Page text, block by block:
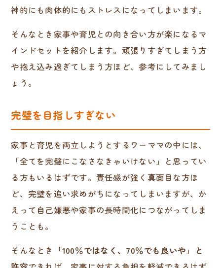
神的にも肉体的にもストレスになってしまいます。
そんなとき家事や育児との向き合い方が楽になるマ
インドセットを紹介します。頑張りすぎてしまう方
や抱え込み過ぎてしまう方ほど、参考にしてみまし
ょう。
完璧を目指しすぎない
家事と育児を両立しようとするワーママの中には、
「全てを完璧にこなさなきゃいけない」と思ってい
る方もいるはずです。責任感が強く真面目な方ほ
ど、完璧を追い求めがちになってしまいますが、か
えって自己嫌悪や家事の長時間化につながってしま
うことも。
そんなとき
「100％ではなく、70％でも良いや」と